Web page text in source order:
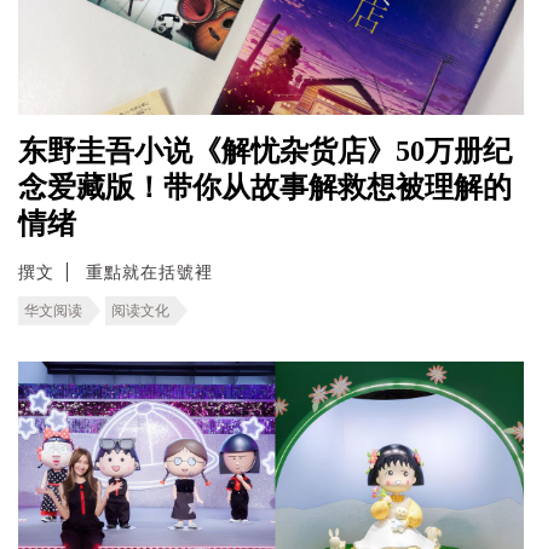
东野圭吾小说《解忧杂货店》50万册纪
念爱藏版！带你从故事解救想被理解的
情绪
撰文 重點就在括號裡
华文阅读 阅读文化